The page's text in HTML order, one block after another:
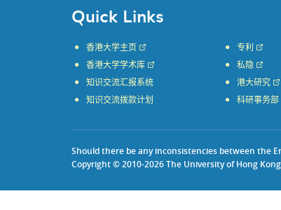
Quick Links
香港大学主页
香港大学学术库
知识交流汇报系统
知识交流拨款计划
专利
私隐
港大研究
科研事务部
Should there be any inconsistencies between the
Copyright © 2010-2026 The University of Hong